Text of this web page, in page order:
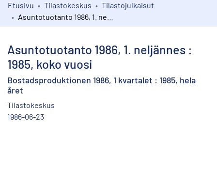
Kokoelmat
Etusivu Tilastokeskus
Tilastojulkaisut
Asuntotuotanto 1986, 1. neljännes :
1985, koko vuosi
Bostadsproduktionen 1986, 1 kvartalet : 1985, hela
året
Tilastokeskus
1986-06-23